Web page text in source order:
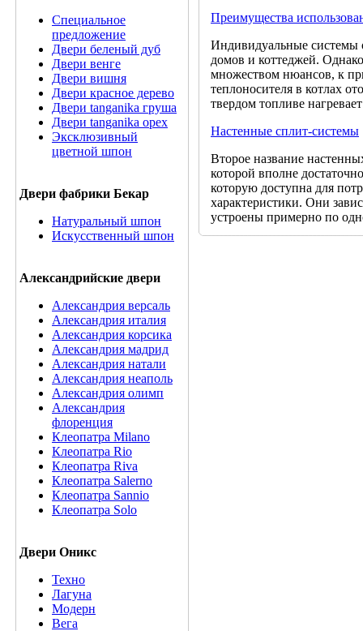
Специальное
предложение
Двери беленый дуб
Двери венге
Двери вишня
Двери красное дерево
Двери tanganika груша
Двери tanganika oрех
Эксклюзивный
цветной шпон
Двери фабрики Бекар
Натуральный шпон
Искусственный шпон
Александрийские двери
Александрия версаль
Александрия италия
Александрия корсика
Александрия мадрид
Александрия натали
Александрия неаполь
Александрия олимп
Александрия
флоренция
Клеопатра Milano
Клеопатра Rio
Клеопатра Riva
Клеопатра Salerno
Клеопатра Sannio
Клеопатра Solo
Двери Оникс
Техно
Лагуна
Модерн
Вега
Преимущества
Индивидуальные системы
домов и коттеджей.
множеством нюансов, к
теплоносителя в котлах
твердом топливе нагревает
Настенные сплит-системы
Второе название
которой вполне
которую доступна для
характеристики. Они
устроены примерно по